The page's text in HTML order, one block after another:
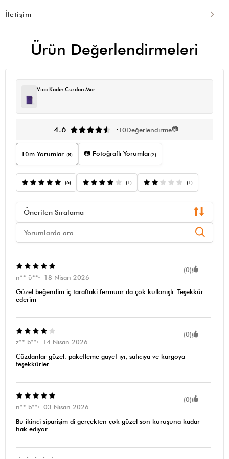
İletişim
Ürün Değerlendirmeleri
Vica Kadın Cüzdan Mor
4.6 10Değerlendirme📷
Tüm Yorumlar (8) 📷 Fotoğraflı Yorumlar(2)
(6) (1) (1)
Önerilen Sıralama
(0)
n** ü**
18 Nisan 2026
Güzel beğendim.iç taraftaki fermuar da çok kullanışlı .Teşekkür
ederim
(0)
z** b**
14 Nisan 2026
Cüzdanlar güzel. paketleme gayet iyi, satıcıya ve kargoya
teşekkürler
(0)
n** b**
03 Nisan 2026
Bu ikinci siparişim di gerçekten çok güzel son kuruşuna kadar
hak ediyor